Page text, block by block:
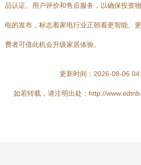
品认证、用户评价和售后服务，以确保投资
电的发布，标志着家电行业正朝着更智能、
费者可借此机会升级家居体验。
更新时间：2026-08-06
如若转载，请注明出处：http://